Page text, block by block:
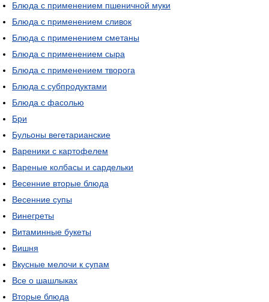
Блюда с применением пшеничной муки
Блюда с применением сливок
Блюда с применением сметаны
Блюда с применением сыра
Блюда с применением творога
Блюда с субпродуктами
Блюда с фасолью
Бри
Бульоны вегетарианские
Вареники с картофелем
Вареные колбасы и сардельки
Весенние вторые блюда
Весенние супы
Винегреты
Витаминные букеты
Вишня
Вкусные мелочи к супам
Все о шашлыках
Вторые блюда